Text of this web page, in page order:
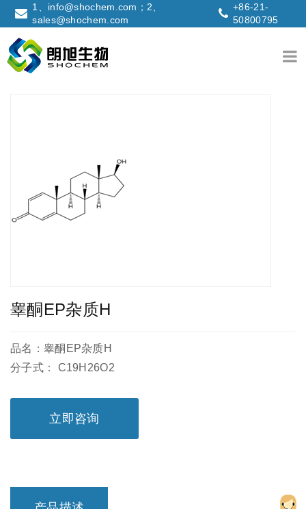
1、info@shochem.com；2、
sales@shochem.com
+86-21-
50800795
睾酮EP杂质H
品名：睾酮EP杂质H
分子式： C19H26O2
立即咨询